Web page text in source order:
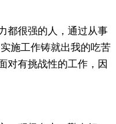
都很强的人，通过从事
施工作铸就出我的吃苦
对有挑战性的工作，因